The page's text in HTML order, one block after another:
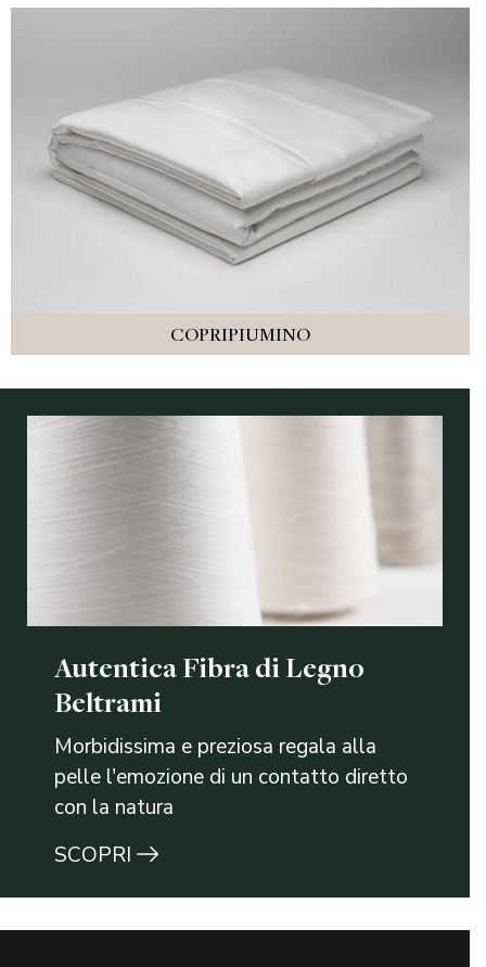
COPRIPIUMINO
Autentica Fibra di Legno
Beltrami
Morbidissima e preziosa regala alla
pelle l'emozione di un contatto diretto
con la natura
SCOPRI